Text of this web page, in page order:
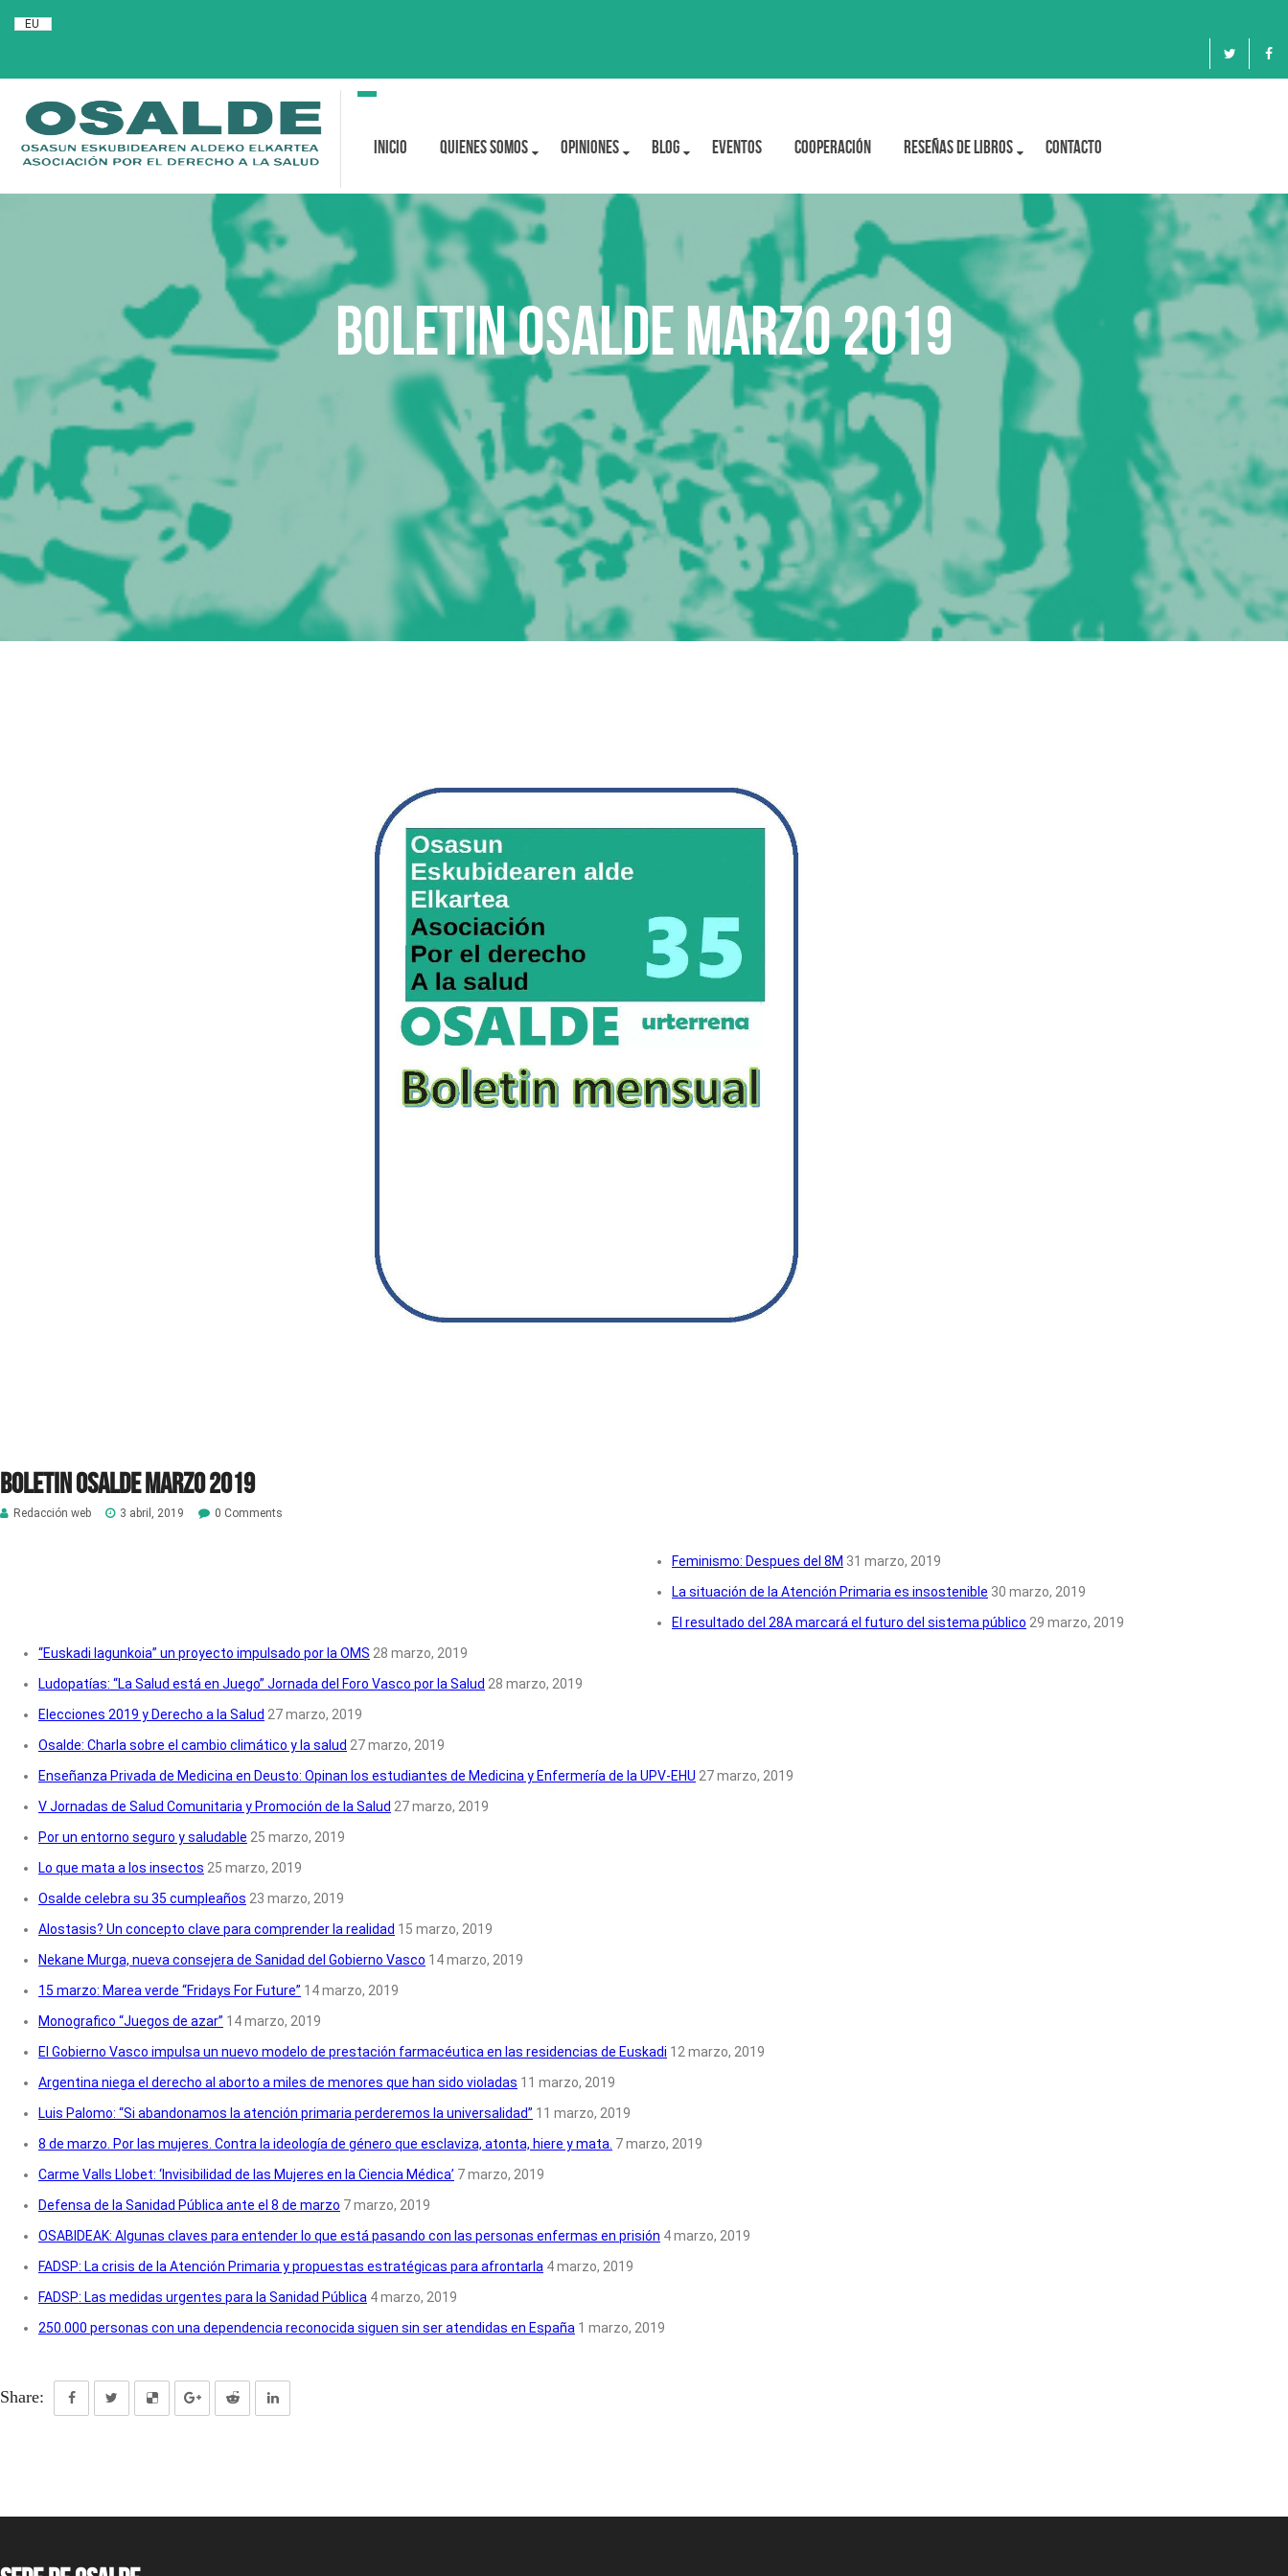
EU
Toggle
Inicio Quienes Somos OPINIONES BLOG Eventos Cooperación Reseñas de libros Contacto
Boletin Osalde marzo 2019
Boletin Osalde marzo 2019
Redacción web 3 abril, 2019 0 Comments
Feminismo: Despues del 8M 31 marzo, 2019
La situación de la Atención Primaria es insostenible 30 marzo, 2019
El resultado del 28A marcará el futuro del sistema público 29 marzo, 2019
“Euskadi lagunkoia” un proyecto impulsado por la OMS 28 marzo, 2019
Ludopatías: “La Salud está en Juego” Jornada del Foro Vasco por la Salud 28 marzo, 2019
Elecciones 2019 y Derecho a la Salud 27 marzo, 2019
Osalde: Charla sobre el cambio climático y la salud 27 marzo, 2019
Enseñanza Privada de Medicina en Deusto: Opinan los estudiantes de Medicina y Enfermería de la UPV-EHU 27 marzo, 2019
V Jornadas de Salud Comunitaria y Promoción de la Salud 27 marzo, 2019
Por un entorno seguro y saludable 25 marzo, 2019
Lo que mata a los insectos 25 marzo, 2019
Osalde celebra su 35 cumpleaños 23 marzo, 2019
Alostasis? Un concepto clave para comprender la realidad 15 marzo, 2019
Nekane Murga, nueva consejera de Sanidad del Gobierno Vasco 14 marzo, 2019
15 marzo: Marea verde “Fridays For Future” 14 marzo, 2019
Monografico “Juegos de azar” 14 marzo, 2019
El Gobierno Vasco impulsa un nuevo modelo de prestación farmacéutica en las residencias de Euskadi 12 marzo, 2019
Argentina niega el derecho al aborto a miles de menores que han sido violadas 11 marzo, 2019
Luis Palomo: “Si abandonamos la atención primaria perderemos la universalidad” 11 marzo, 2019
8 de marzo. Por las mujeres. Contra la ideología de género que esclaviza, atonta, hiere y mata. 7 marzo, 2019
Carme Valls Llobet: ‘Invisibilidad de las Mujeres en la Ciencia Médica’ 7 marzo, 2019
Defensa de la Sanidad Pública ante el 8 de marzo 7 marzo, 2019
OSABIDEAK: Algunas claves para entender lo que está pasando con las personas enfermas en prisión 4 marzo, 2019
FADSP: La crisis de la Atención Primaria y propuestas estratégicas para afrontarla 4 marzo, 2019
FADSP: Las medidas urgentes para la Sanidad Pública 4 marzo, 2019
250.000 personas con una dependencia reconocida siguen sin ser atendidas en España 1 marzo, 2019
Share: